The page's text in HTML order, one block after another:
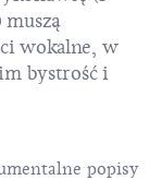
muszą
wokalne, w
bystrość i
popisy